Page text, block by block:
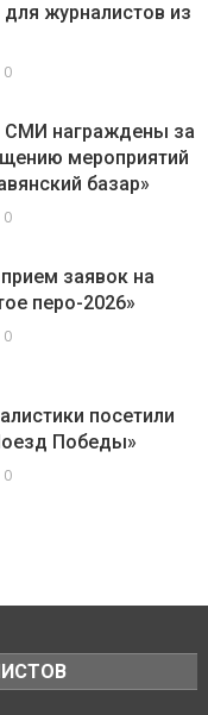
журналистов из
0
СМИ награждены за
мероприятий
базар»
0
заявок на
перо-2026»
0
посетили
Победы»
0